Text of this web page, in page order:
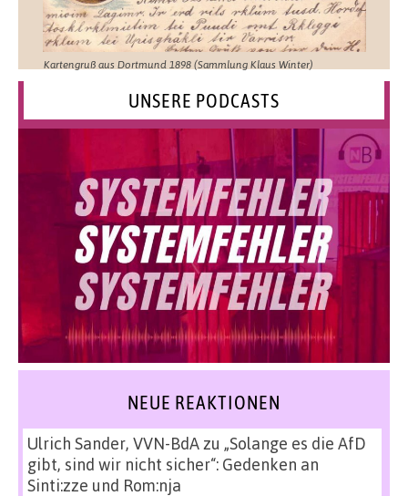
Kartengruß aus Dortmund 1898 (Sammlung Klaus Winter)
UNSERE PODCASTS
NEUE REAKTIONEN
Ulrich Sander, VVN-BdAzu „Solange es die AfD
gibt, sind wir nicht sicher“: Gedenken an
Sinti:zze und Rom:nja